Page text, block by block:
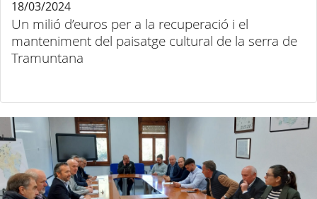
Un milió d’euros per a la recuperació i el
manteniment del paisatge cultural de la serra de
Tramuntana
18/03/2024